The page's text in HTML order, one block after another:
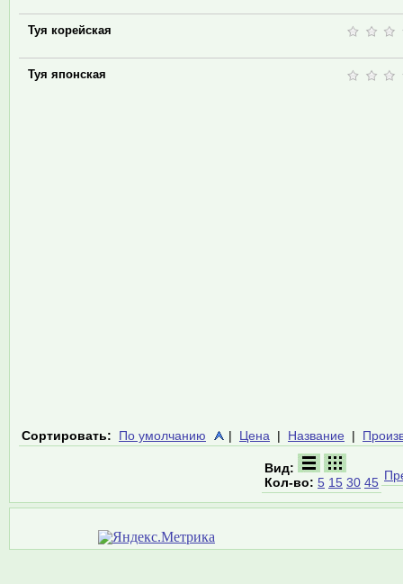
Туя корейская
Туя японская
Сортировать: По умолчанию | Цена | Название |
Вид:
Кол-во: 5 15 30 45